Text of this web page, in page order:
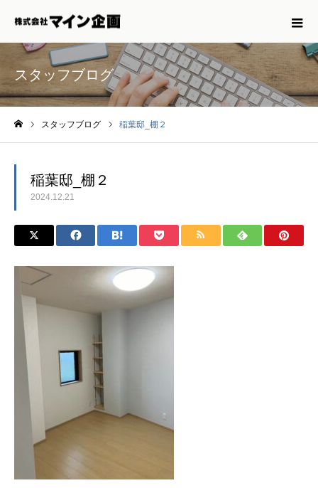
スタッフブログ
スタッフブログ 稲葉邸_棚２
稲葉邸_棚２
2024.12.21